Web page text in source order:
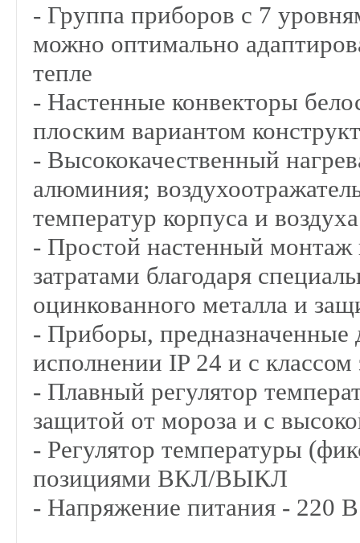
- Группа приборов с 7
можно оптимально
тепле
- Настенные конвекторы
плоским вариантом
- Высококачественный
алюминия;
температур корпуса и
- Простой настенный монтаж
затратами благодаря
оцинкованного металла и
- Приборы,
исполнении IP 24 и с
- Плавный регулятор
защитой от мороза и с
- Регулятор температуры
позициями ВКЛ/ВЫКЛ
- Напряжение питания - 220 В